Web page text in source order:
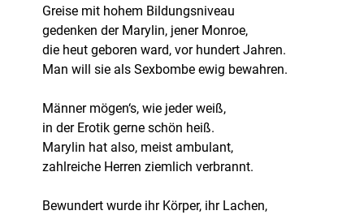
Greise mit hohem Bildungsniveau
gedenken der Marylin, jener Monroe,
die heut geboren ward, vor hundert Jahren.
Man will sie als Sexbombe ewig bewahren.
Männer mögen‘s, wie jeder weiß,
in der Erotik gerne schön heiß.
Marylin hat also, meist ambulant,
zahlreiche Herren ziemlich verbrannt.
Bewundert wurde ihr Körper, ihr Lachen,